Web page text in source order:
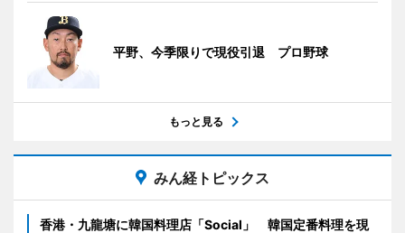
平野、今季限りで現役引退 プロ野球
もっと見る
みん経トピックス
香港・九龍塘に韓国料理店「Social」 韓国定番料理を現